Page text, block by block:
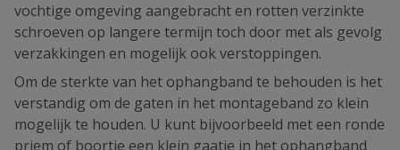
vochtige omgeving aangebracht en rotten verzinkte
schroeven op langere termijn toch door met als gevolg
verzakkingen en mogelijk ook verstoppingen.
Om de sterkte van het ophangband te behouden is het
verstandig om de gaten in het montageband zo klein
mogelijk te houden. U kunt bijvoorbeeld met een ronde
priem of boortje een klein gaatje in het ophangband